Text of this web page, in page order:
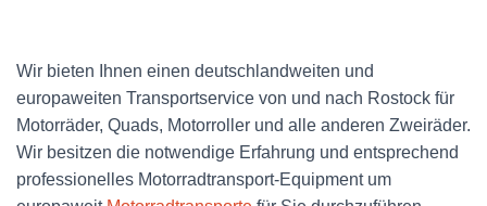
Wir bieten Ihnen einen deutschlandweiten und
europaweiten Transportservice von und nach Rostock für
Motorräder, Quads, Motorroller und alle anderen Zweiräder.
Wir besitzen die notwendige Erfahrung und entsprechend
professionelles Motorradtransport-Equipment um